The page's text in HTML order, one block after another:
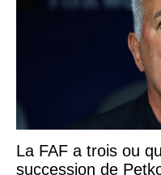
La FAF a trois ou
succession de